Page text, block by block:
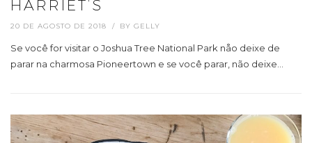
HARRIET’S
20 DE AGOSTO DE 2018 BY GELLY
Se você for visitar o Joshua Tree National Park nåo deixe de
parar na charmosa Pioneertown e se você parar, não deixe…